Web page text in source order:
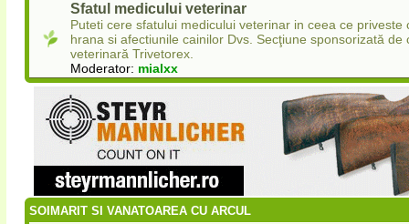
Sfatul medicului veterinar
Puteti cere sfatului medicului veterinar in ceea ce priveste
hrana si afectiunile cainilor Dvs. Secţiune sponsorizată de
veterinară Trivetorex.
Moderator: mialxx
SOIMARIT SI VANATOAREA CU ARCUL